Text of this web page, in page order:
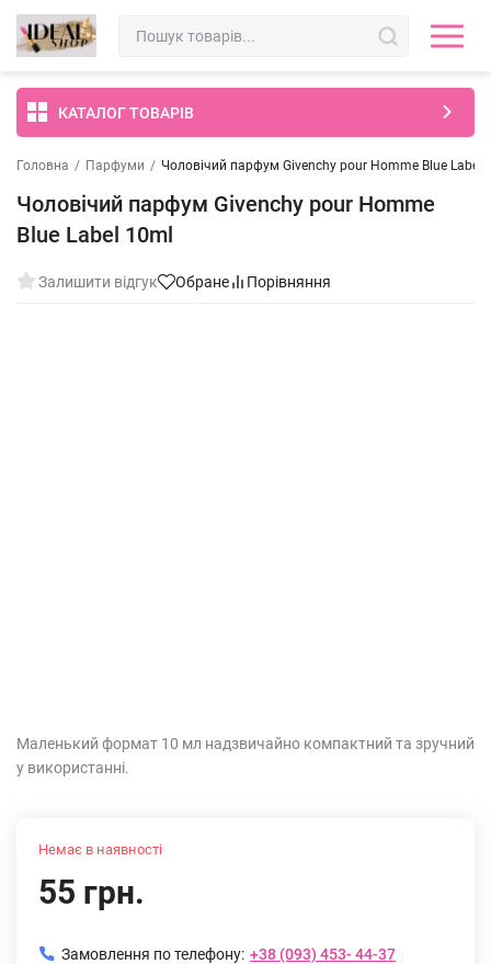
КАТАЛОГ ТОВАРІВ
Головна / Парфуми / Чоловічий парфум Givenchy pour Homme Blue Label
Чоловічий парфум Givenchy pour Homme
Blue Label 10ml
Залишити відгук Обране Порівняння
Маленький формат 10 мл надзвичайно компактний та зручний
у використанні.
Немає в наявності
55 грн.
Замовлення по телефону: +38 (093) 453- 44-37